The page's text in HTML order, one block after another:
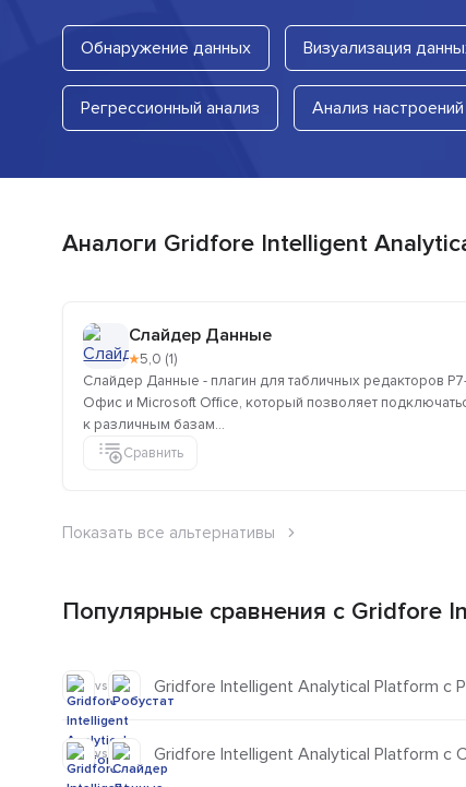
Обнаружение данных Визуализация
Регрессионный анализ Анализ настроений
Аналоги Gridfore Intelligent
Слайдер Данные
★5,0 (1)
Слайдер Данные - плагин для табличных редакторов
Офис и Microsoft Office, который позволяет
к различным базам...
Сравнить
Показать все альтернативы
Популярные сравнения с Gridfore
vs Gridfore Intelligent Analytical Platform с
vs Gridfore Intelligent Analytical Platform с